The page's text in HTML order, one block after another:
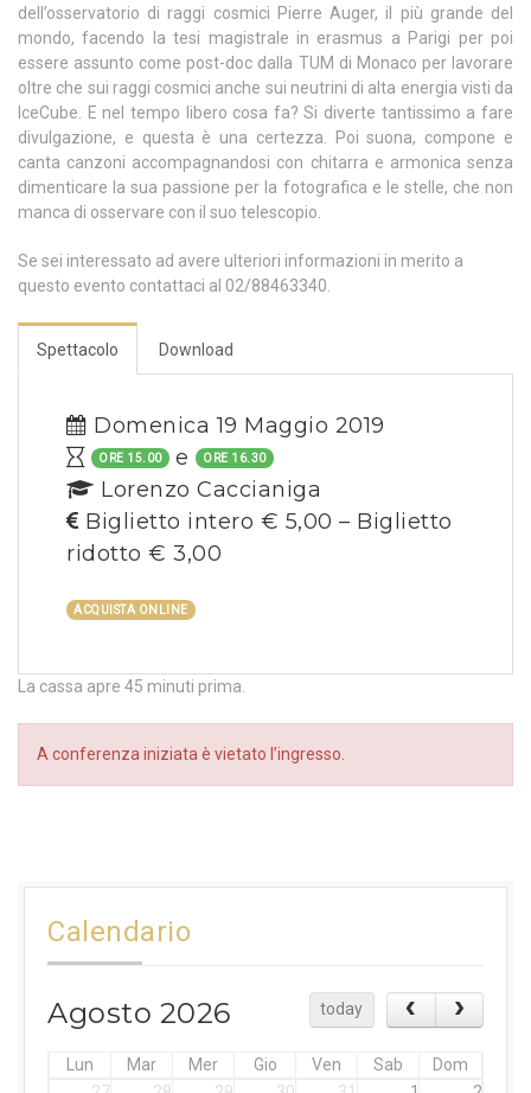
dell’osservatorio di raggi cosmici Pierre Auger, il più grande del
mondo, facendo la tesi magistrale in erasmus a Parigi per poi
essere assunto come post-doc dalla TUM di Monaco per lavorare
oltre che sui raggi cosmici anche sui neutrini di alta energia visti da
IceCube. E nel tempo libero cosa fa? Si diverte tantissimo a fare
divulgazione, e questa è una certezza. Poi suona, compone e
canta canzoni accompagnandosi con chitarra e armonica senza
dimenticare la sua passione per la fotografica e le stelle, che non
manca di osservare con il suo telescopio.
Se sei interessato ad avere ulteriori informazioni in merito a
questo evento contattaci al 02/88463340.
Spettacolo Download
Domenica 19 Maggio 2019
ORE 15.00 e ORE 16.30
Lorenzo Caccianiga
Biglietto intero € 5,00 – Biglietto
ridotto € 3,00
ACQUISTA ONLINE
La cassa apre 45 minuti prima.
A conferenza iniziata è vietato l’ingresso.
Calendario
Agosto 2026 today
Lun Mar Mer Gio Ven Sab
Dom